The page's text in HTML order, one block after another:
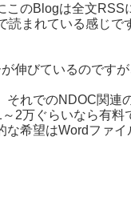
このBlogは全文
読まれている感じ
伸びているのです
それでのNDOC関
2万ぐらいなら有
な希望はWordファ